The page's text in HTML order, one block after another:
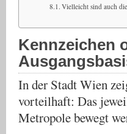
Vielleicht sind auch
Kennzeichen
In der Stadt Wien
vorteilhaft: Das
Metropole bewegt